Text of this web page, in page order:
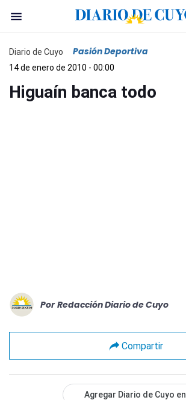
Diario de Cuyo Pasión Deportiva
14 de enero de 2010 - 00:00
Higuaín banca todo
Por Redacción Diario de Cuyo
Compartir
Agregar Diario de Cuyo en